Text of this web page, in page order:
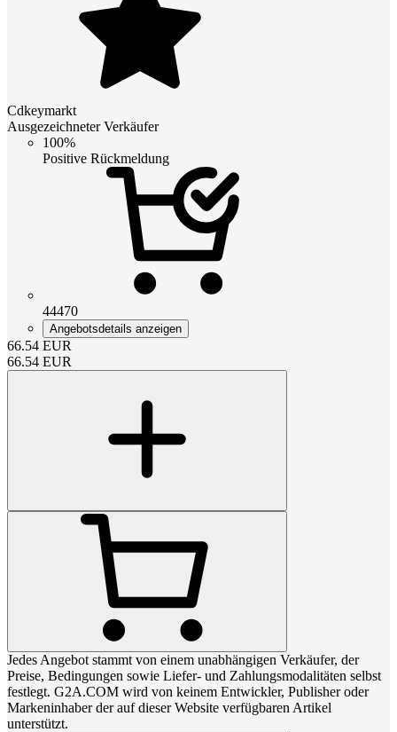
Cdkeymarkt
Ausgezeichneter Verkäufer
100%
Positive Rückmeldung
44470
Angebotsdetails anzeigen
66.54 EUR
66.54 EUR
Jedes Angebot stammt von einem unabhängigen Verkäufer, der
Preise, Bedingungen sowie Liefer- und Zahlungsmodalitäten selbst
festlegt. G2A.COM wird von keinem Entwickler, Publisher oder
Markeninhaber der auf dieser Website verfügbaren Artikel
unterstützt.